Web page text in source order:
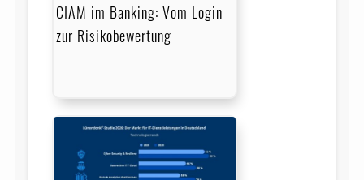
CIAM im Banking: Vom Login
zur Risikobewertung